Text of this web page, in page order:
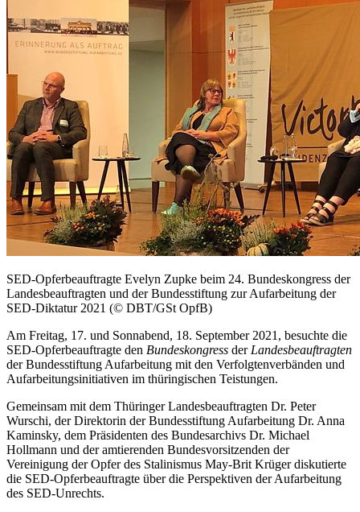
SED-Opferbeauftragte Evelyn Zupke beim 24. Bundeskongress der
Landesbeauftragten und der Bundesstiftung zur Aufarbeitung der
SED-Diktatur 2021 (© DBT/GSt OpfB)
Am Freitag, 17. und Sonnabend, 18. September 2021, besuchte die
SED-Opferbeauftragte den Bundeskongress der Landesbeauftragten
der Bundesstiftung Aufarbeitung mit den Verfolgtenverbänden und
Aufarbeitungsinitiativen im thüringischen Teistungen.
Gemeinsam mit dem Thüringer Landesbeauftragten Dr. Peter
Wurschi, der Direktorin der Bundesstiftung Aufarbeitung Dr. Anna
Kaminsky, dem Präsidenten des Bundesarchivs Dr. Michael
Hollmann und der amtierenden Bundesvorsitzenden der
Vereinigung der Opfer des Stalinismus May-Brit Krüger diskutierte
die SED-Opferbeauftragte über die Perspektiven der Aufarbeitung
des SED-Unrechts.